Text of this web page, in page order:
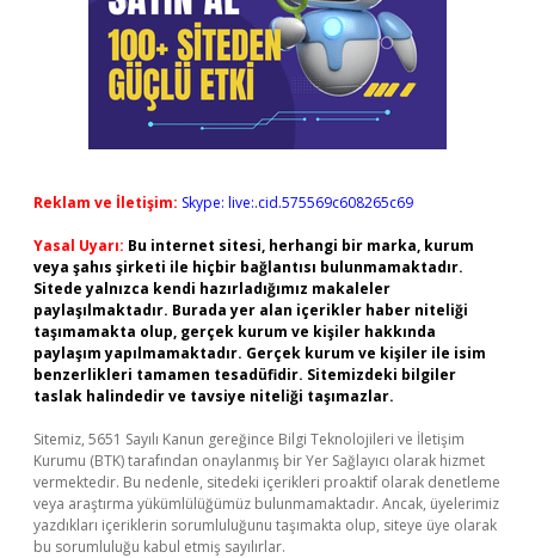
Reklam ve İletişim: Skype: live:.cid.575569c608265c69
Yasal Uyarı: Bu internet sitesi, herhangi bir marka, kurum
veya şahıs şirketi ile hiçbir bağlantısı bulunmamaktadır.
Sitede yalnızca kendi hazırladığımız makaleler
paylaşılmaktadır. Burada yer alan içerikler haber niteliği
taşımamakta olup, gerçek kurum ve kişiler hakkında
paylaşım yapılmamaktadır. Gerçek kurum ve kişiler ile isim
benzerlikleri tamamen tesadüfidir. Sitemizdeki bilgiler
taslak halindedir ve tavsiye niteliği taşımazlar.
Sitemiz, 5651 Sayılı Kanun gereğince Bilgi Teknolojileri ve İletişim
Kurumu (BTK) tarafından onaylanmış bir Yer Sağlayıcı olarak hizmet
vermektedir. Bu nedenle, sitedeki içerikleri proaktif olarak denetleme
veya araştırma yükümlülüğümüz bulunmamaktadır. Ancak, üyelerimiz
yazdıkları içeriklerin sorumluluğunu taşımakta olup, siteye üye olarak
bu sorumluluğu kabul etmiş sayılırlar.